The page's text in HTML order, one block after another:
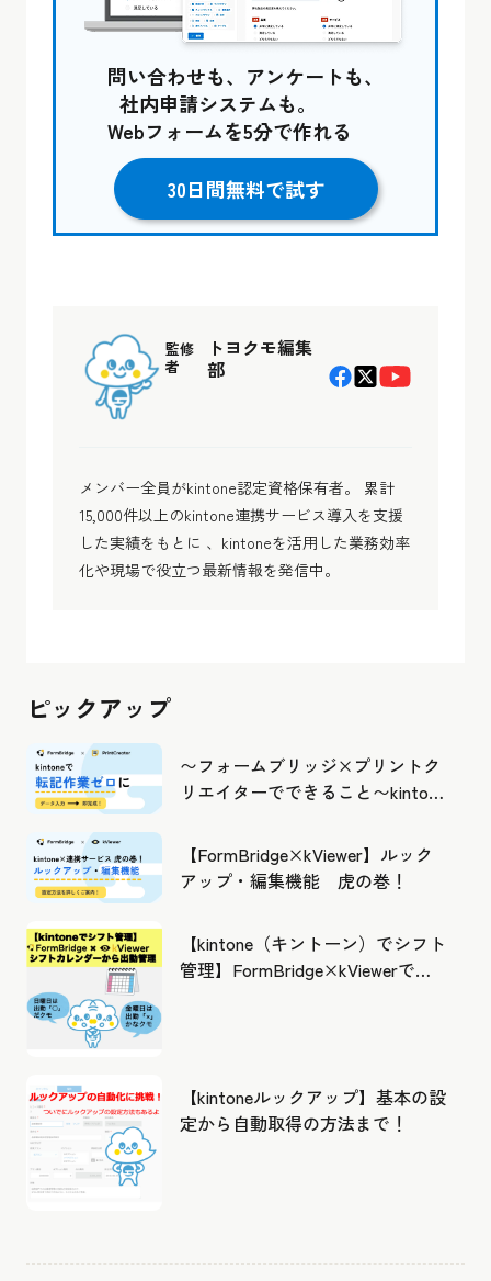
問い合わせも、アンケートも、
社内申請システムも。
Webフォームを5分で作れる
30日間無料で試す
監修
者
トヨクモ編集
部
メンバー全員がkintone認定資格保有者。 累計
15,000件以上のkintone連携サービス導入を支援
した実績をもとに 、kintoneを活用した業務効率
化や現場で役立つ最新情報を発信中。
ピックアップ
〜フォームブリッジ×プリントク
リエイターでできること〜kintone
【FormBridge×kViewer】ルック
アップ・編集機能 虎の巻！
【kintone（キントーン）でシフト
管理】FormBridge×kViewerで作
【kintoneルックアップ】基本の設
定から自動取得の方法まで！